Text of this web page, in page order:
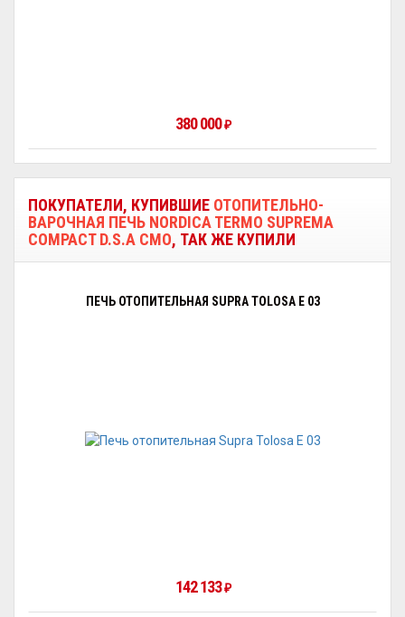
380 000₽
ПОКУПАТЕЛИ, КУПИВШИЕ ОТОПИТЕЛЬНО-
ВАРОЧНАЯ ПЕЧЬ NORDICA TERMO SUPREMA
COMPACT D.S.A CMO, ТАК ЖЕ КУПИЛИ
ПЕЧЬ ОТОПИТЕЛЬНАЯ SUPRA TOLOSA E 03
142 133₽